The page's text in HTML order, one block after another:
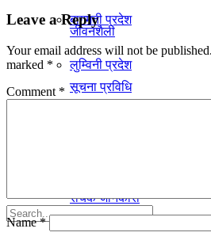
बागमती प्रदेश
लुम्विनी प्रदेश
जीवनशैली
सूचना प्रविधि
रोचक जानकारी
Leave a Reply
Your email address will not be published.
marked *
Comment *
Name*